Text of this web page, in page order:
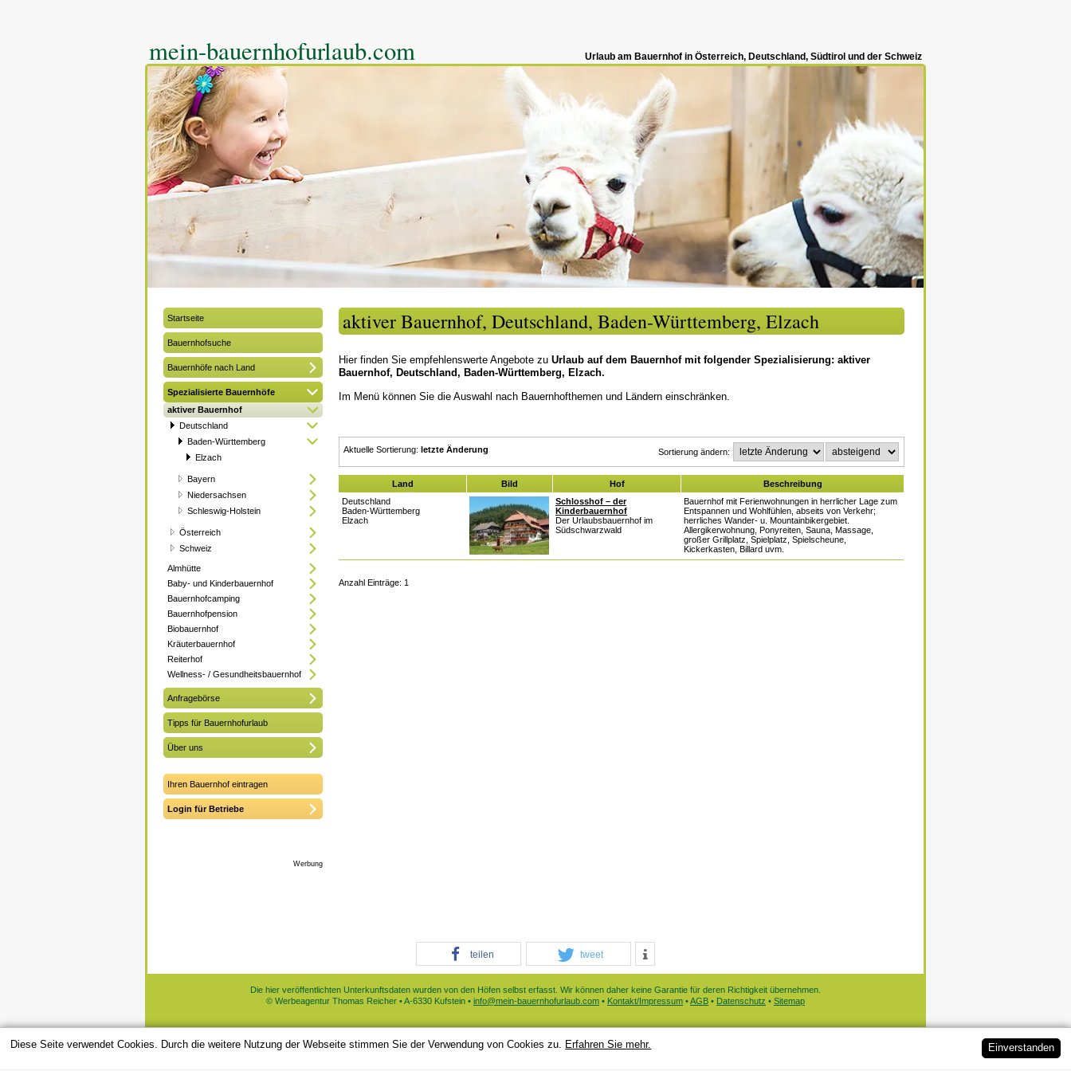
mein-bauernhofurlaub.com Urlaub am Bauernhof in Österreich, Deutschland, Südtirol und der Schweiz
Startseite
Bauernhofsuche
Bauernhöfe nach Land
Spezialisierte Bauernhöfe
aktiver Bauernhof
Deutschland
Baden-Württemberg
Elzach
Bayern
Niedersachsen
Schleswig-Holstein
Österreich
Schweiz
Almhütte
Baby- und Kinderbauernhof
Bauernhofcamping
Bauernhofpension
Biobauernhof
Kräuterbauernhof
Reiterhof
Wellness- / Gesundheitsbauernhof
Anfragebörse
Tipps für Bauernhofurlaub
Über uns
Ihren Bauernhof eintragen
Login für Betriebe
Werbung
aktiver Bauernhof, Deutschland, Baden-Württemberg, Elzach
Hier finden Sie empfehlenswerte Angebote zu Urlaub auf dem Bauernhof mit folgender Spezialisierung: aktiver
Bauernhof, Deutschland, Baden-Württemberg, Elzach.
Im Menü können Sie die Auswahl nach Bauernhofthemen und Ländern einschränken.
Aktuelle Sortierung: letzte Änderung Sortierung ändern:
Land Bild Hof
Beschreibung
Deutschland
Baden-Württemberg
Elzach
Schlosshof – der
Kinderbauernhof
Der Urlaubsbauernhof im
Südschwarzwald
Bauernhof mit Ferienwohnungen in herrlicher Lage zum
Entspannen und Wohlfühlen, abseits von Verkehr;
herrliches Wander- u. Mountainbikergebiet.
Allergikerwohnung, Ponyreiten, Sauna, Massage,
großer Grillplatz, Spielplatz, Spielscheune,
Kickerkasten, Billard uvm.
Anzahl Einträge: 1
teilen tweet
Die hier veröffentlichten Unterkunftsdaten wurden von den Höfen selbst erfasst. Wir können daher keine Garantie für deren Richtigkeit übernehmen.
© Werbeagentur Thomas Reicher • A-6330 Kufstein • info@mein-bauernhofurlaub.com • Kontakt/Impressum •AGB • Datenschutz • Sitemap
Diese Seite verwendet Cookies. Durch die weitere Nutzung der Webseite stimmen Sie der Verwendung von Cookies zu. Erfahren Sie mehr. Ein­ver­standen